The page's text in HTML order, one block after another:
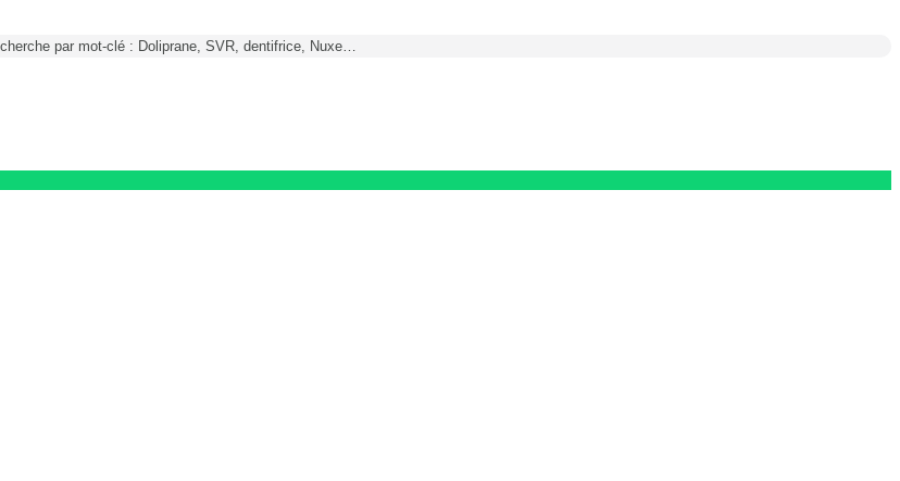
par mot-clé : Doliprane, SVR, dentifrice, Nuxe…